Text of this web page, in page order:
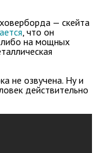
— скейта
, что он
на мощных
не озвучена. Ну и
действительно